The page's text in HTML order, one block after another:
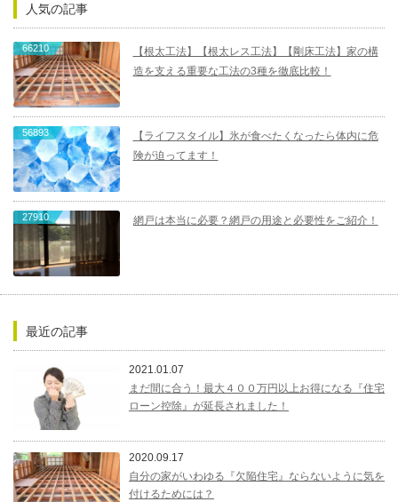
人気の記事
66210
【根太工法】【根太レス工法】【剛床工法】家の構
造を支える重要な工法の3種を徹底比較！
56893
【ライフスタイル】氷が食べたくなったら体内に危
険が迫ってます！
27910 網戸は本当に必要？網戸の用途と必要性をご紹介！
最近の記事
2021.01.07
まだ間に合う！最大４００万円以上お得になる『住宅
ローン控除』が延長されました！
2020.09.17
自分の家がいわゆる『欠陥住宅』ならないように気を
付けるためには？